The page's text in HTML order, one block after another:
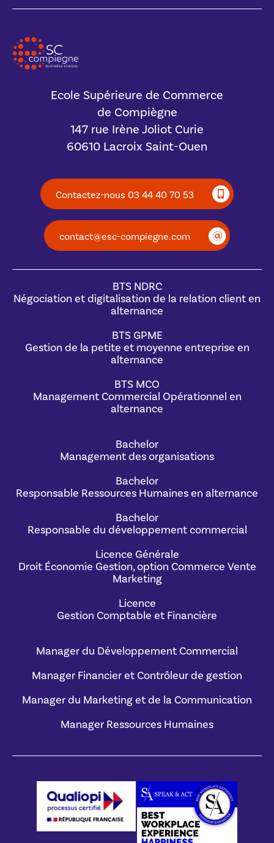
Ecole Supérieure de Commerce
de Compiègne
147 rue Irène Joliot Curie
60610 Lacroix Saint-Ouen
Contactez-nous 03 44 40 70 53
contact@esc-compiegne.com
BTS NDRC
Négociation et digitalisation de la relation client en
alternance
BTS GPME
Gestion de la petite et moyenne entreprise en
alternance
BTS MCO
Management Commercial Opérationnel en
alternance
Bachelor
Management des organisations
Bachelor
Responsable Ressources Humaines en alternance
Bachelor
Responsable du développement commercial
Licence Générale
Droit Économie Gestion, option Commerce Vente
Marketing
Licence
Gestion Comptable et Financière
Manager du Développement Commercial
Manager Financier et Contrôleur de gestion
Manager du Marketing et de la Communication
Manager Ressources Humaines